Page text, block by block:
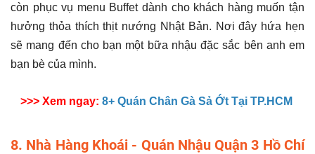
còn phục vụ menu Buffet dành cho khách hàng muốn tận
hưởng thỏa thích thịt nướng Nhật Bản. Nơi đây hứa hẹn
sẽ mang đến cho bạn một bữa nhậu đặc sắc bên anh em
bạn bè của mình.
>>> Xem ngay: 8+ Quán Chân Gà Sả Ớt Tại TP.HCM
8. Nhà Hàng Khoái - Quán Nhậu Quận 3 Hồ Chí